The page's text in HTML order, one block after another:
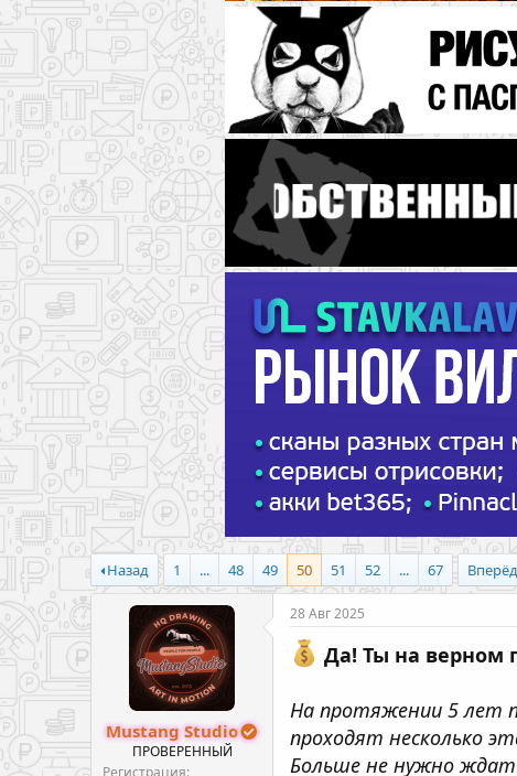
Назад 1 ... 48 49 50 51 52 ... 67 Вперёд
Mustang Studio
ПРОВЕРЕННЫЙ
Регистрация
28 Авг 2025
Да! Ты на верном
На протяжении 5 лет
проходят несколько
Больше не нужно